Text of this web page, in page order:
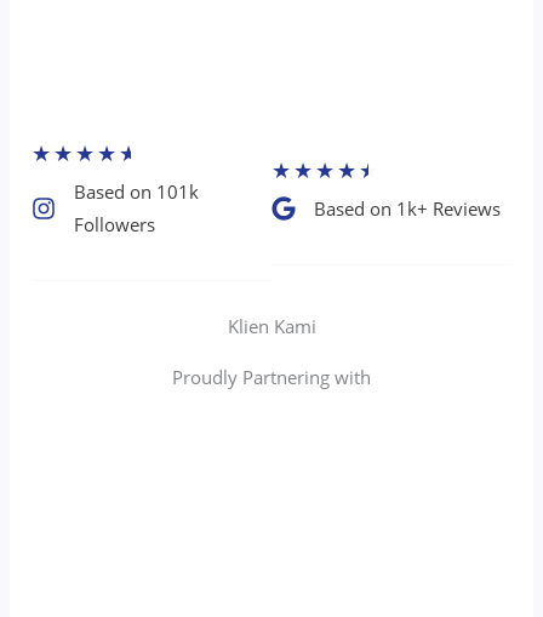
★★★★★
Based on 101k
Followers​
★★★★★
Based on 1k+ Reviews​
Klien Kami
Proudly Partnering with